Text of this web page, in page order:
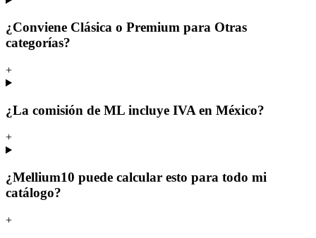
¿Conviene Clásica o Premium para Otras
categorías?
+
¿La comisión de ML incluye IVA en México?
+
¿Mellium10 puede calcular esto para todo mi
catálogo?
+